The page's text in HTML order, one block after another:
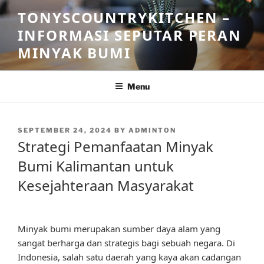
Skip
to
content
TONYSCOUNTRYKITCHEN –
INFORMASI SEPUTAR PERAN
MINYAK BUMI
Menu
POSTED
SEPTEMBER 24, 2024 BY ADMINTON
Strategi Pemanfaatan Minyak
Bumi Kalimantan untuk
Kesejahteraan Masyarakat
Minyak bumi merupakan sumber daya alam yang
sangat berharga dan strategis bagi sebuah negara. Di
Indonesia, salah satu daerah yang kaya akan cadangan